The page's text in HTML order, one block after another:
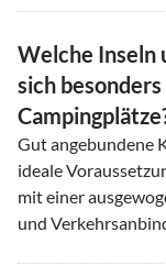
Welche Inseln
sich
Gut angebundene
ideale
mit einer
und